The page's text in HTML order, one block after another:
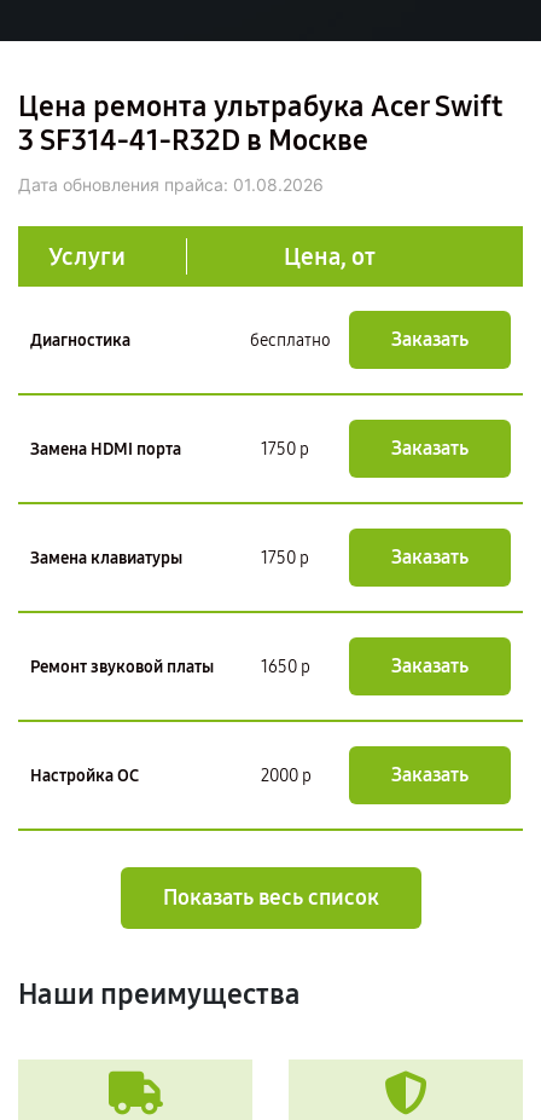
Цена ремонта ультрабука Acer Swift
3 SF314-41-R32D в Москве
Дата обновления прайса: 01.08.2026
Услуги Цена, от
Диагностика бесплатно Заказать
Замена HDMI порта 1750 р Заказать
Замена клавиатуры 1750 р Заказать
Ремонт звуковой платы 1650 р Заказать
Настройка ОС 2000 р Заказать
Показать весь список
Наши преимущества